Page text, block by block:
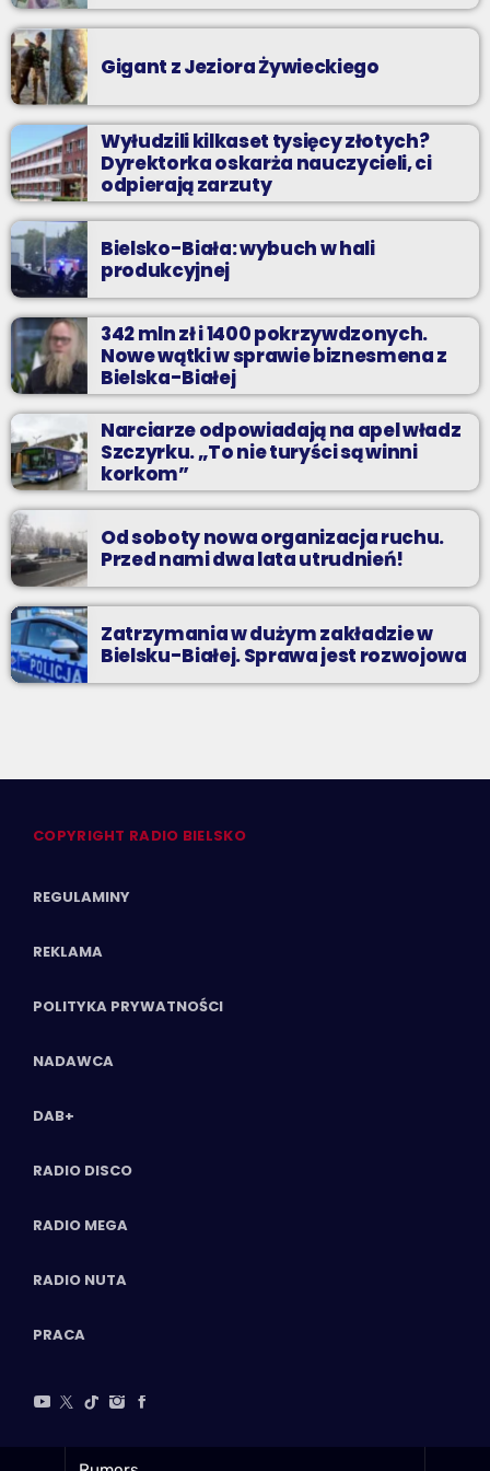
Gigant z Jeziora Żywieckiego
Wyłudzili kilkaset tysięcy złotych?
Dyrektorka oskarża nauczycieli, ci
odpierają zarzuty
Bielsko-Biała: wybuch w hali
produkcyjnej
342 mln zł i 1400 pokrzywdzonych.
Nowe wątki w sprawie biznesmena z
Bielska-Białej
Narciarze odpowiadają na apel władz
Szczyrku. „To nie turyści są winni
korkom”
Od soboty nowa organizacja ruchu.
Przed nami dwa lata utrudnień!
Zatrzymania w dużym zakładzie w
Bielsku-Białej. Sprawa jest rozwojowa
COPYRIGHT RADIO BIELSKO
REGULAMINY
REKLAMA
POLITYKA PRYWATNOŚCI
NADAWCA
DAB+
RADIO DISCO
RADIO MEGA
RADIO NUTA
PRACA